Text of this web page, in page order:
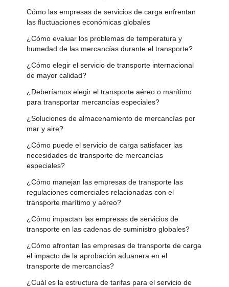
Cómo las empresas de servicios de carga enfrentan
las fluctuaciones económicas globales
¿Cómo evaluar los problemas de temperatura y
humedad de las mercancías durante el transporte?
¿Cómo elegir el servicio de transporte internacional
de mayor calidad?
¿Deberíamos elegir el transporte aéreo o marítimo
para transportar mercancías especiales?
¿Soluciones de almacenamiento de mercancías por
mar y aire?
¿Cómo puede el servicio de carga satisfacer las
necesidades de transporte de mercancías
especiales?
¿Cómo manejan las empresas de transporte las
regulaciones comerciales relacionadas con el
transporte marítimo y aéreo?
¿Cómo impactan las empresas de servicios de
transporte en las cadenas de suministro globales?
¿Cómo afrontan las empresas de transporte de carga
el impacto de la aprobación aduanera en el
transporte de mercancías?
¿Cuál es la estructura de tarifas para el servicio de